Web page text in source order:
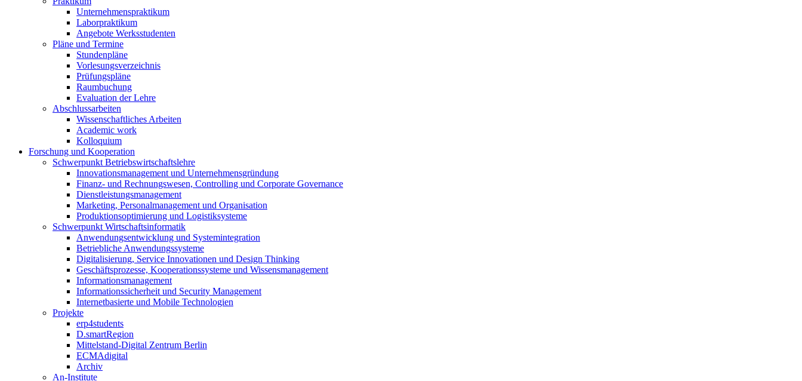
Unternehmenspraktikum
Laborpraktikum
Angebote Werksstudenten
Pläne und Termine
Stundenpläne
Vorlesungsverzeichnis
Prüfungspläne
Raumbuchung
Evaluation der Lehre
Abschlussarbeiten
Wissenschaftliches Arbeiten
Academic work
Kolloquium
Forschung und Kooperation
Schwerpunkt Betriebswirtschaftslehre
Innovationsmanagement und Unternehmensgründung
Finanz- und Rechnungswesen, Controlling und Corporate Governance
Dienstleistungsmanagement
Marketing, Personalmanagement und Organisation
Produktionsoptimierung und Logistiksysteme
Schwerpunkt Wirtschaftsinformatik
Anwendungsentwicklung und Systemintegration
Betriebliche Anwendungssysteme
Digitalisierung, Service Innovationen und Design Thinking
Geschäftsprozesse, Kooperationssysteme und Wissensmanagement
Informationsmanagement
Informationssicherheit und Security Management
Internetbasierte und Mobile Technologien
Projekte
erp4students
D.smartRegion
Mittelstand-Digital Zentrum Berlin
ECMAdigital
Archiv
An-Institute